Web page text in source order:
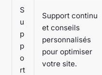
S
u
p
p
o
rt
Support continu
et conseils
personnalisés
pour optimiser
votre site.